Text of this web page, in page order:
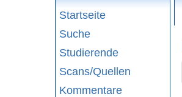
Startseite
Suche
Studierende
Scans/Quellen
Kommentare